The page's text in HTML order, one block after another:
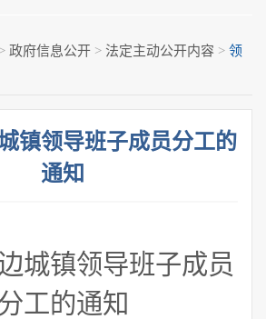
> 政府信息公开 > 法定主动公开内容 > 领
镇领导班子成员分工的
通知
城镇领导班子成员
工的通知